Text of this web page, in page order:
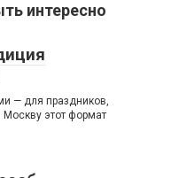
интересно
— для праздников,
этот формат